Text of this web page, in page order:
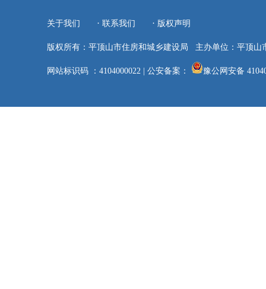
关于我们 · 联系我们 · 版权声明
版权所有：平顶山市住房和城乡建设局 主办单位：平顶山
网站标识码 ：4104000022| 公安备案： 豫公网安备